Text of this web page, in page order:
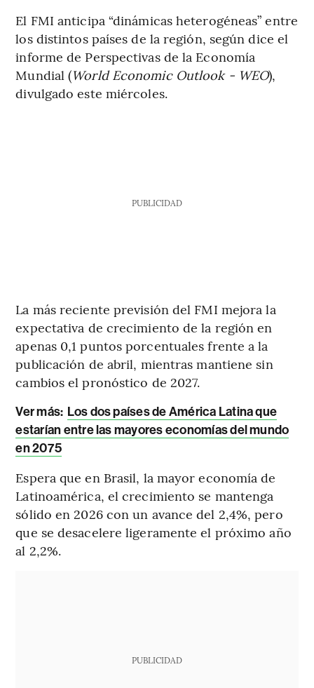
El FMI anticipa “dinámicas heterogéneas” entre
los distintos países de la región, según dice el
informe de Perspectivas de la Economía
Mundial (World Economic Outlook - WEO),
divulgado este miércoles.
PUBLICIDAD
La más reciente previsión del FMI mejora la
expectativa de crecimiento de la región en
apenas 0,1 puntos porcentuales frente a la
publicación de abril, mientras mantiene sin
cambios el pronóstico de 2027.
Ver más: Los dos países de América Latina que
estarían entre las mayores economías del mundo
en 2075
Espera que en Brasil, la mayor economía de
Latinoamérica, el crecimiento se mantenga
sólido en 2026 con un avance del 2,4%, pero
que se desacelere ligeramente el próximo año
al 2,2%.
PUBLICIDAD